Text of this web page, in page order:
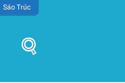
Sáo Trúc